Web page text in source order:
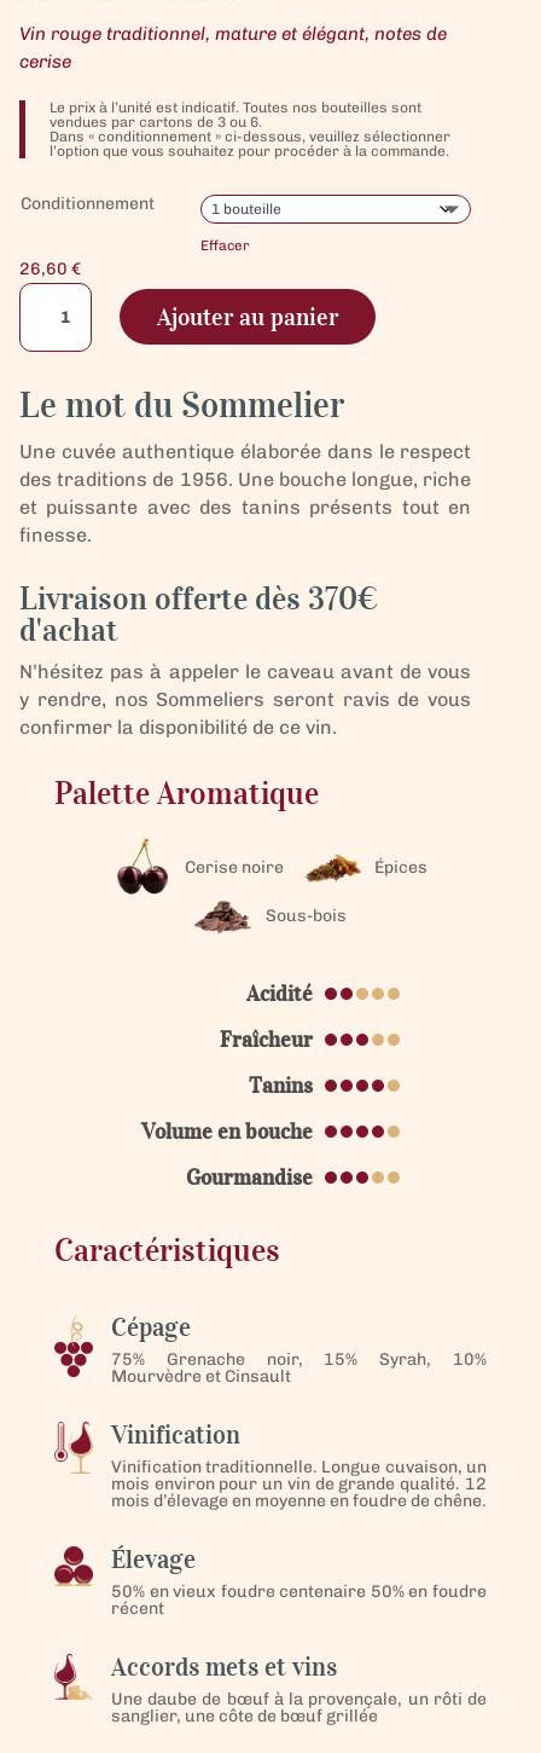
Vin rouge traditionnel, mature et élégant, notes de
cerise
Le prix à l’unité est indicatif. Toutes nos bouteilles sont
vendues par cartons de 3 ou 6.
Dans « conditionnement » ci-dessous, veuillez sélectionner
l’option que vous souhaitez pour procéder à la commande.
Conditionnement
Effacer
26,60 €
quantité
Vin
du
Rhône
-
Gigondas
Le
Brut
Foudre
N°56
Ajouter au panier
Le mot du Sommelier
Une cuvée authentique élaborée dans le respect
des traditions de 1956. Une bouche longue, riche
et puissante avec des tanins présents tout en
finesse.
Livraison offerte dès 370€
d'achat
N’hésitez pas à appeler le caveau avant de vous
y rendre, nos Sommeliers seront ravis de vous
confirmer la disponibilité de ce vin.
Palette Aromatique
Cerise noire Épices
Sous-bois
Acidité
Fraîcheur
Tanins
Volume en bouche
Gourmandise
Caractéristiques
Cépage
75% Grenache noir, 15% Syrah, 10%
Mourvèdre et Cinsault
Vinification
Vinification traditionnelle. Longue cuvaison, un
mois environ pour un vin de grande qualité. 12
mois d’élevage en moyenne en foudre de chêne.
Élevage
50% en vieux foudre centenaire 50% en foudre
récent
Accords mets et vins
Une daube de bœuf à la provençale, un rôti de
sanglier, une côte de bœuf grillée